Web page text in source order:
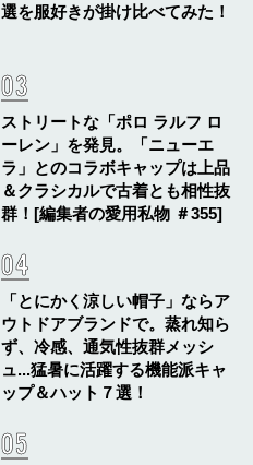
選を服好きが掛け比べてみた！
ストリートな「ポロ ラルフ ロ
ーレン」を発見。「ニューエ
ラ」とのコラボキャップは上品
＆クラシカルで古着とも相性抜
群！[編集者の愛用私物 ＃355]
「とにかく涼しい帽子」ならア
ウトドアブランドで。蒸れ知ら
ず、冷感、通気性抜群メッシ
ュ...猛暑に活躍する機能派キャ
ップ＆ハット７選！